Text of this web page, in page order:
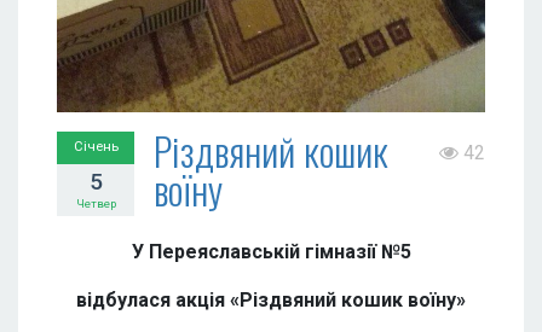
Січень
5
Четвер
Різдвяний кошик
воїну
42
У Переяславській гімназії №5
відбулася акція «Різдвяний кошик воїну»